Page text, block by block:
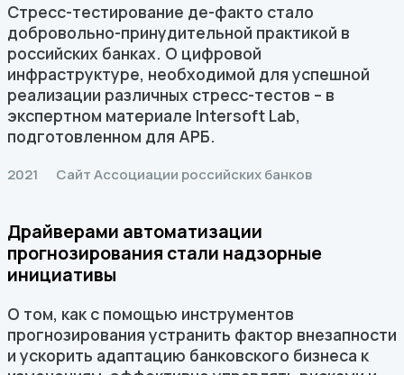
Стресс-тестирование де-факто стало
добровольно-принудительной практикой в
российских банках. О цифровой
инфраструктуре, необходимой для успешной
реализации различных стресс-тестов – в
экспертном материале Intersoft Lab,
подготовленном для АРБ.
2021 Сайт Ассоциации российских банков
Драйверами автоматизации
прогнозирования стали надзорные
инициативы
О том, как с помощью инструментов
прогнозирования устранить фактор внезапности
и ускорить адаптацию банковского бизнеса к